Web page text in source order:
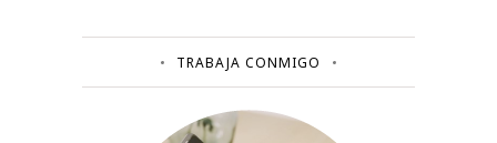
TRABAJA CONMIGO